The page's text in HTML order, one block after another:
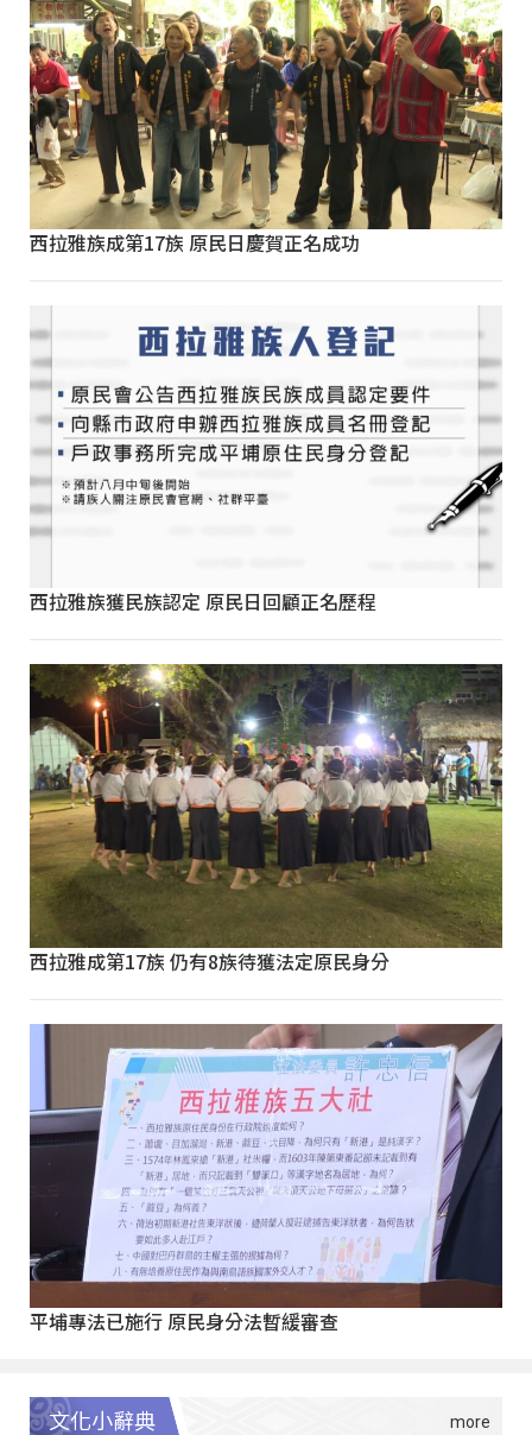
西拉雅族成第17族 原民日慶賀正名成功
西拉雅族獲民族認定 原民日回顧正名歷程
西拉雅成第17族 仍有8族待獲法定原民身分
平埔專法已施行 原民身分法暫緩審查
文化小辭典